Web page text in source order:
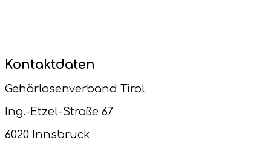
Kontaktdaten
Gehörlosenverband Tirol
Ing.-Etzel-Straße 67
6020 Innsbruck